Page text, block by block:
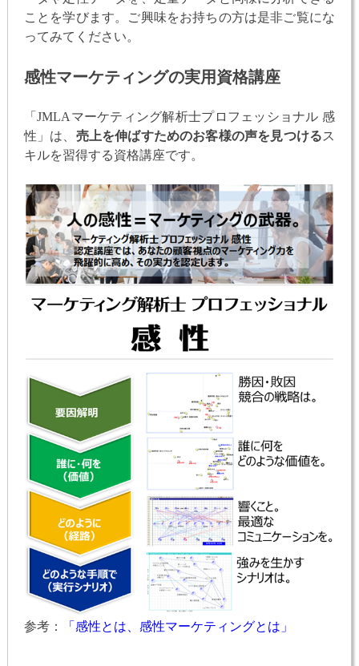
ことを学びます。ご興味をお持ちの方は是非ご覧にな
ってみてください。
感性マーケティングの実用資格講座
「JMLAマーケティング解析士プロフェッショナル 感
性」は、 売上を伸ばすためのお客様の声を見つけるス
キルを習得する資格講座です。
参考： 「感性とは、感性マーケティングとは」